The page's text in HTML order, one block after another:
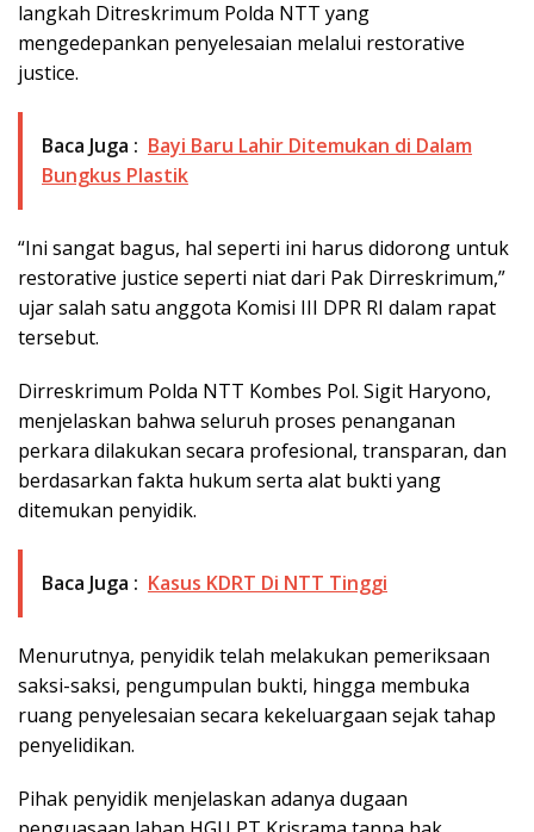
langkah Ditreskrimum Polda NTT yang
mengedepankan penyelesaian melalui restorative
justice.
Baca Juga : Bayi Baru Lahir Ditemukan di Dalam
Bungkus Plastik
“Ini sangat bagus, hal seperti ini harus didorong untuk
restorative justice seperti niat dari Pak Dirreskrimum,”
ujar salah satu anggota Komisi III DPR RI dalam rapat
tersebut.
Dirreskrimum Polda NTT Kombes Pol. Sigit Haryono,
menjelaskan bahwa seluruh proses penanganan
perkara dilakukan secara profesional, transparan, dan
berdasarkan fakta hukum serta alat bukti yang
ditemukan penyidik.
Baca Juga : Kasus KDRT Di NTT Tinggi
Menurutnya, penyidik telah melakukan pemeriksaan
saksi-saksi, pengumpulan bukti, hingga membuka
ruang penyelesaian secara kekeluargaan sejak tahap
penyelidikan.
Pihak penyidik menjelaskan adanya dugaan